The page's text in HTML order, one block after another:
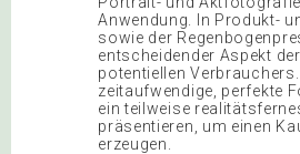
Anwendung. In Produkt-
sowie der
entscheidender Aspekt
potentiellen
zeitaufwendige, perfekte
ein teilweise
präsentieren, um einen
erzeugen.